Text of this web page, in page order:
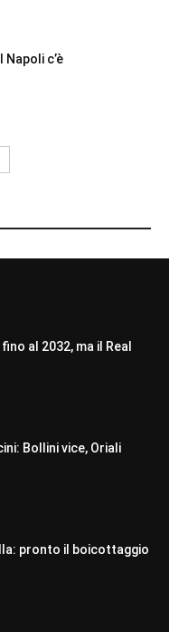
c’è
al 2032, ma il Real
Bollini vice, Oriali
pronto il boicottaggio